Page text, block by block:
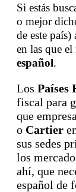
Si estás
o mejor
de este
en las que
español.
Los Países
fiscal para
que
o Cartier
sus sedes
los
ahí, que
español de